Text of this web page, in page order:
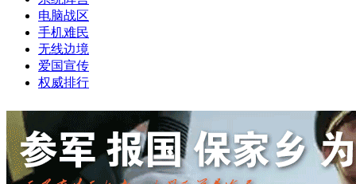
电脑战区
手机难民
无线边境
爱国宣传
权威排行